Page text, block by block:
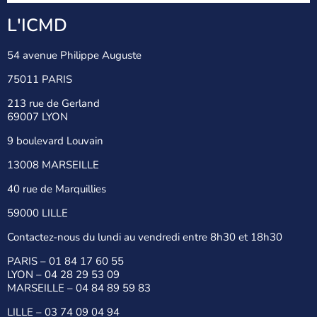
L'ICMD
54 avenue Philippe Auguste
75011 PARIS
213 rue de Gerland
69007 LYON
9 boulevard Louvain
13008 MARSEILLE
40 rue de Marquillies
59000 LILLE
Contactez-nous du lundi au vendredi entre 8h30 et 18h30
PARIS – 01 84 17 60 55
LYON – 04 28 29 53 09
MARSEILLE – 04 84 89 59 83
LILLE – 03 74 09 04 94